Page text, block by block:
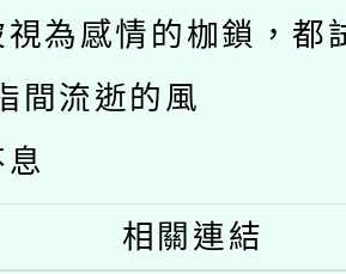
為感情的枷鎖，都
間流逝的風
相關連結